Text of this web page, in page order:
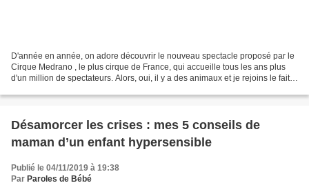
D'année en année, on adore découvrir le nouveau spectacle proposé par le
Cirque Medrano , le plus cirque de France, qui accueille tous les ans plus
d'un million de spectateurs. Alors, oui, il y a des animaux et je rejoins le fait
Désamorcer les crises : mes 5 conseils de
maman d’un enfant hypersensible
Publié le 04/11/2019 à 19:38
Par Paroles de Bébé